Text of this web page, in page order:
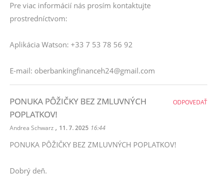
Pre viac informácií nás prosím kontaktujte
prostredníctvom:
Aplikácia Watson: +33 7 53 78 56 92
E-mail: oberbankingfinanceh24@gmail.com
PONUKA PÔŽIČKY BEZ ZMLUVNÝCH
POPLATKOV!
Andrea Schwarz , 11. 7. 2025 16:44
PONUKA PÔŽIČKY BEZ ZMLUVNÝCH POPLATKOV!
Dobrý deň.
ODPOVEDAŤ